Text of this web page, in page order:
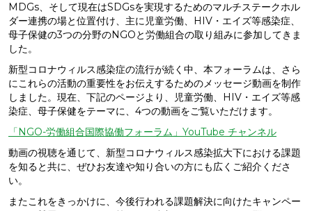
MDGs、そして現在はSDGsを実現するためのマルチステークホル
ダー連携の場と位置付け、主に児童労働、HIV・エイズ等感染症、
母子保健の3つの分野のNGOと労働組合の取り組みに参加してきま
した。
新型コロナウィルス感染症の流行が続く中、本フォーラムは、さら
にこれらの活動の重要性をお伝えするためのメッセージ動画を制作
しました。現在、下記のページより、児童労働、HIV・エイズ等感
染症、母子保健をテーマに、4つの動画をご覧いただけます。
「NGO-労働組合国際協働フォーラム」YouTube チャンネル
動画の視聴を通じて、新型コロナウィルス感染拡大下における課題
を知ると共に、ぜひお友達や知り合いの方にも広くご紹介くださ
い。
またこれをきっかけに、今後行われる課題解決に向けたキャンペー